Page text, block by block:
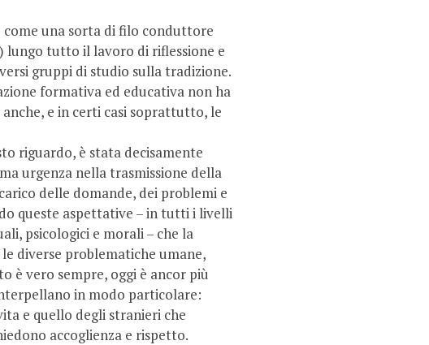
come una sorta di filo conduttore
lungo tutto il lavoro di riflessione e
gruppi di studio sulla tradizione.
formativa ed educativa non ha
e in certi casi soprattutto, le
riguardo, è stata decisamente
urgenza nella trasmissione della
delle domande, dei problemi e
queste aspettative – in tutti i livelli
psicologici e morali – che la
diverse problematiche umane,
è vero sempre, oggi è ancor più
in modo particolare:
e quello degli stranieri che
accoglienza e rispetto.